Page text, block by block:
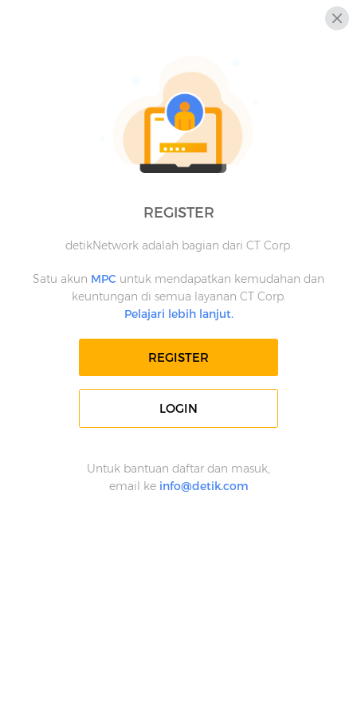
REGISTER
detikNetwork adalah bagian dari CT Corp.
Satu akun MPC untuk mendapatkan kemudahan dan
keuntungan di semua layanan CT Corp.
Pelajari lebih lanjut.
REGISTER
LOGIN
Untuk bantuan daftar dan masuk,
email ke info@detik.com